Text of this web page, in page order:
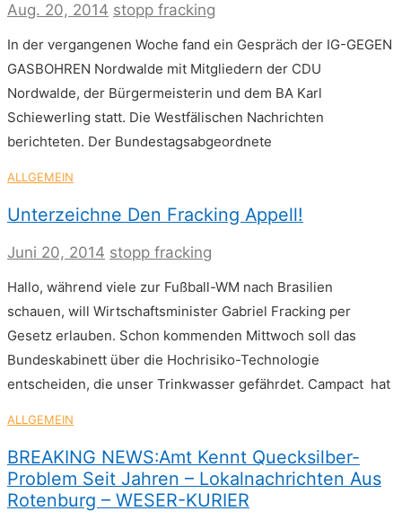
Aug. 20, 2014 stopp fracking
In der vergangenen Woche fand ein Gespräch der IG-GEGEN
GASBOHREN Nordwalde mit Mitgliedern der CDU
Nordwalde, der Bürgermeisterin und dem BA Karl
Schiewerling statt. Die Westfälischen Nachrichten
berichteten. Der Bundestagsabgeordnete
ALLGEMEIN
Unterzeichne Den Fracking Appell!
Juni 20, 2014 stopp fracking
Hallo, während viele zur Fußball-WM nach Brasilien
schauen, will Wirtschaftsminister Gabriel Fracking per
Gesetz erlauben. Schon kommenden Mittwoch soll das
Bundeskabinett über die Hochrisiko-Technologie
entscheiden, die unser Trinkwasser gefährdet. Campact hat
ALLGEMEIN
BREAKING NEWS:Amt Kennt Quecksilber-
Problem Seit Jahren – Lokalnachrichten Aus
Rotenburg – WESER-KURIER